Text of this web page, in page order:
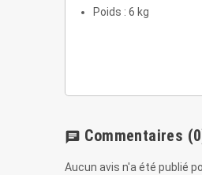
Poids : 6 kg
chat Commentaires
Aucun avis n'a été publié